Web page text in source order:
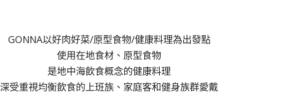
GONNA以好肉好菜/原型食物/健康料理為出發點
使用在地食材、原型食物
是地中海飲食概念的健康料理
深受重視均衡飲食的上班族、家庭客和健身族群愛戴